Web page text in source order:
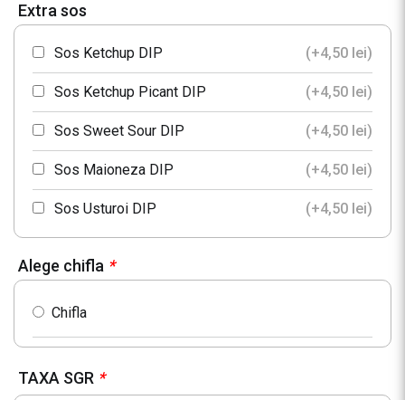
Pet 0.5L Fuzetea Piersici
Pet 0.5L Fuzetea Fructe de Padure
Pet 0.33L Cappy Nectar Piersici
Pet 0.33L Cappy Nectar Portocale
Sticla 330ml Heineken
Extra sos
Sos Ketchup DIP (+4,50 lei)
Sos Ketchup Picant DIP (+4,50 lei)
Sos Sweet Sour DIP (+4,50 lei)
Sos Maioneza DIP (+4,50 lei)
Sos Usturoi DIP (+4,50 lei)
Alege chifla *
Chifla
TAXA SGR *